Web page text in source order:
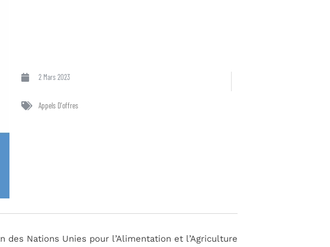
2 Mars 2023
Appels D'offres
des Nations Unies pour l’Alimentation et l’Agriculture